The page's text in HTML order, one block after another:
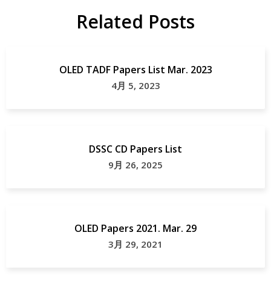
Related Posts
OLED TADF Papers List Mar. 2023
4月 5, 2023
DSSC CD Papers List
9月 26, 2025
OLED Papers 2021. Mar. 29
3月 29, 2021